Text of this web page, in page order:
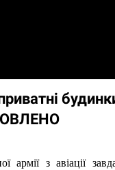
армії з авіації